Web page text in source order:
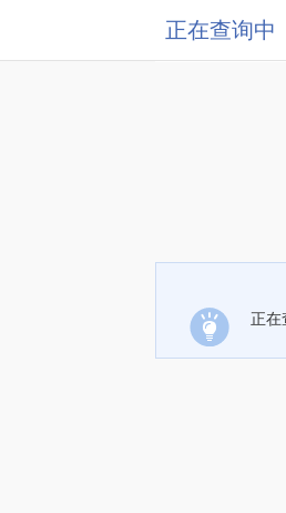
正在查询中
正在